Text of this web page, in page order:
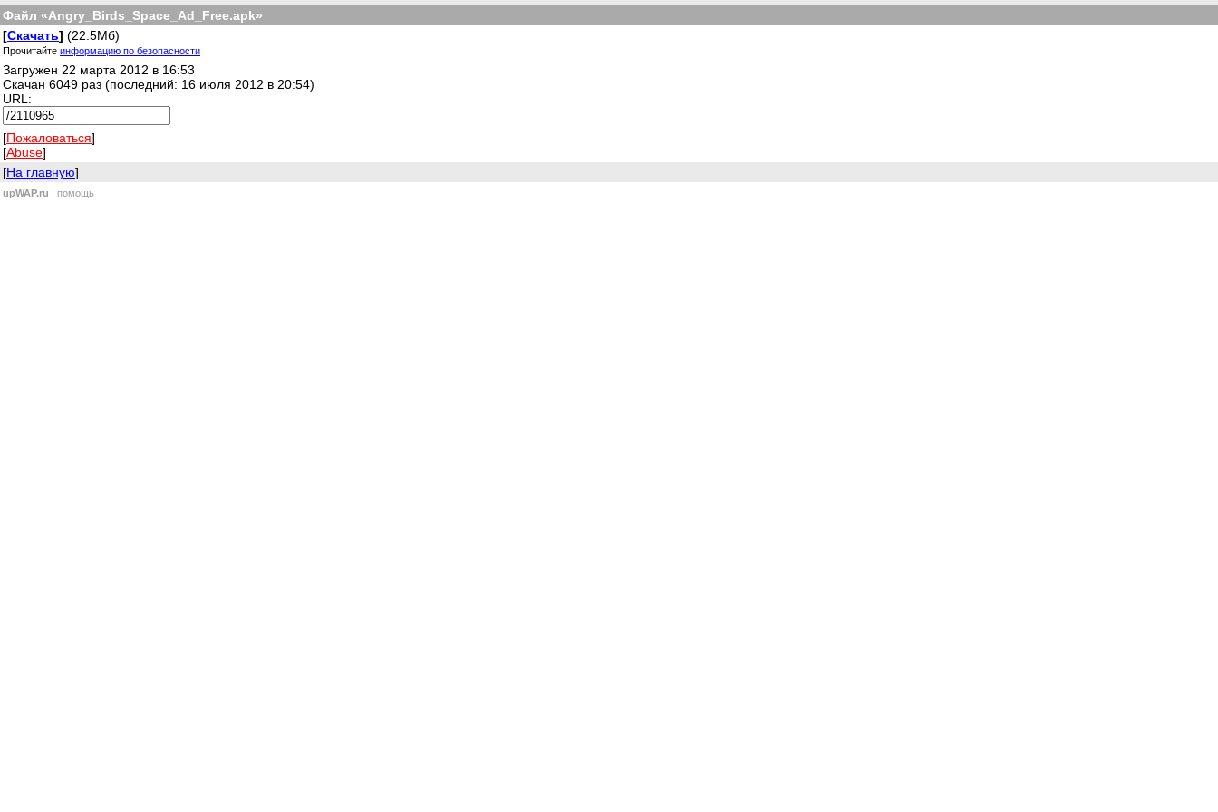
Файл «Angry_Birds_Space_Ad_Free.apk»
[Скачать] (22.5Мб)
Прочитайте информацию по безопасности
Загружен 22 марта 2012 в 16:53
Скачан 6049 раз (последний: 16 июля 2012 в 20:54)
URL:
[Пожаловаться]
[Abuse]
[На главную]
upWAP.ru | помощь